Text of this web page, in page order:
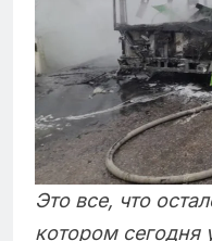
Это все, что
котором сегодня